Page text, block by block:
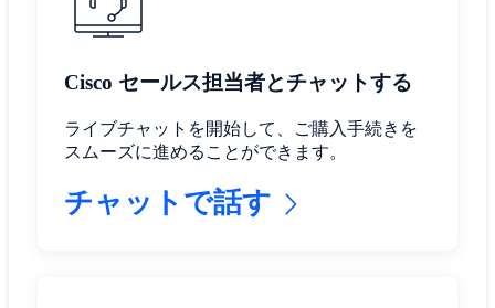
Cisco セールス担当者とチャットする
ライブチャットを開始して、ご購入手続きを
スムーズに進めることができます。
チャットで話す